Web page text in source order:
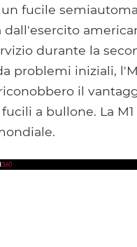
Facebook
un fucile
durante la
problemi iniziali,
il
a bullone. La